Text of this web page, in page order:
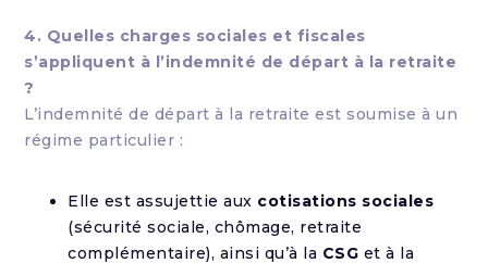
4. Quelles charges sociales et fiscales
s’appliquent à l’indemnité de départ à la retraite
?
L’indemnité de départ à la retraite est soumise à un
régime particulier :
Elle est assujettie aux cotisations sociales
(sécurité sociale, chômage, retraite
complémentaire), ainsi qu’à la CSG et à la